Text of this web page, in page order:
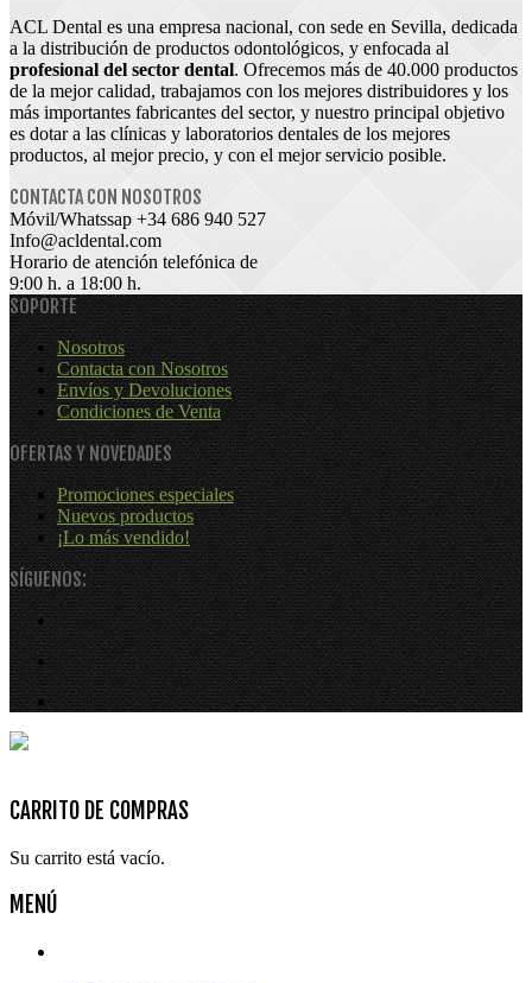
ACL Dental es una empresa nacional, con sede en Sevilla, dedicada
a la distribución de productos odontológicos, y enfocada al
profesional del sector dental. Ofrecemos más de 40.000 productos
de la mejor calidad, trabajamos con los mejores distribuidores y los
más importantes fabricantes del sector, y nuestro principal objetivo
es dotar a las clínicas y laboratorios dentales de los mejores
productos, al mejor precio, y con el mejor servicio posible.
CONTACTA CON NOSOTROS
Móvil/Whatssap +34 686 940 527
Info@acldental.com
Horario de atención telefónica de
9:00 h. a 18:00 h.
SOPORTE
Nosotros
Contacta con Nosotros
Envíos y Devoluciones
Condiciones de Venta
OFERTAS Y NOVEDADES
Promociones especiales
Nuevos productos
¡Lo más vendido!
SÍGUENOS:
CARRITO DE COMPRAS
Su carrito está vacío.
MENÚ